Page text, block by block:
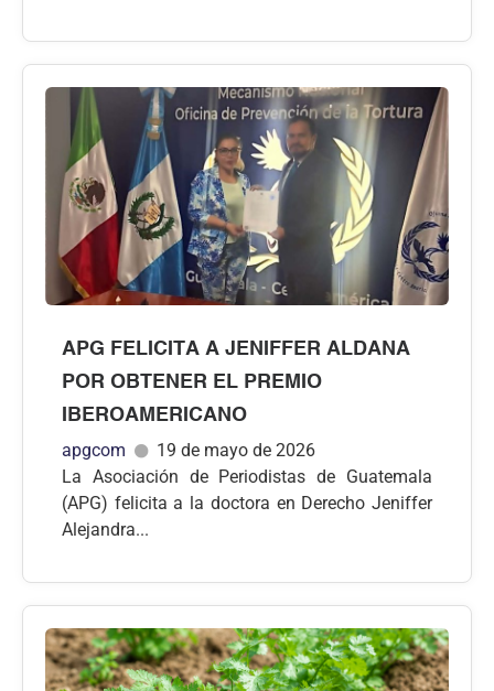
APG FELICITA A JENIFFER ALDANA
POR OBTENER EL PREMIO
IBEROAMERICANO
apgcom
19 de mayo de 2026
La Asociación de Periodistas de Guatemala
(APG) felicita a la doctora en Derecho Jeniffer
Alejandra...